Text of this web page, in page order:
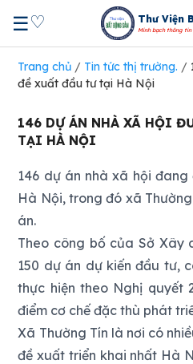
☰♡ Thư Viện
Minh bạch thông
Trang chủ / Tin tức thị trường. /
đề xuất đầu tư tại Hà Nội
146 DỰ ÁN NHÀ XÃ HỘI
TẠI HÀ NỘI
146 dự án nhà xã hội
Hà Nội, trong đó xã
án.
Theo công bố của Sở Xây
150 dự án dự kiến đầu tư,
thực hiện theo Nghị quyết
điểm cơ chế đặc thù phát
Xã Thường Tín là nơi có
đề xuất triển khai nhất Hà